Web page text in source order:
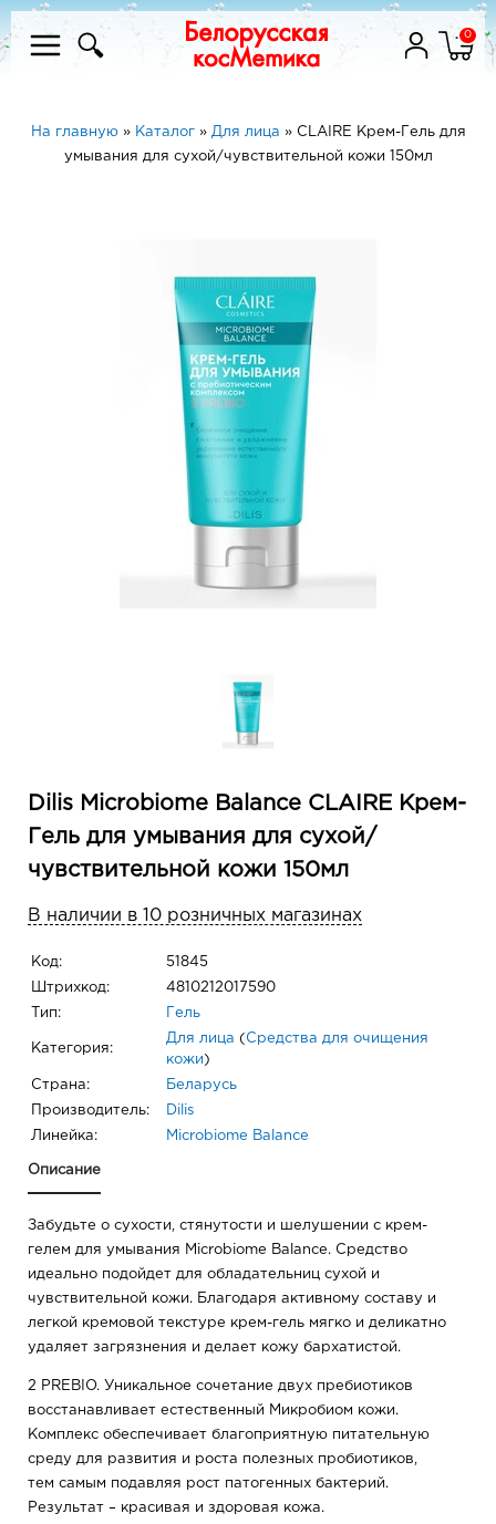
0
На главную» Каталог» Для лица » CLAIRE Крем-Гель для
умывания для сухой/чувствительной кожи 150мл
Dilis Microbiome Balance CLAIRE Крем-
Гель для умывания для сухой/
чувствительной кожи 150мл
В наличии в 10 розничных магазинах
Код: 51845
Штрихкод: 4810212017590
Тип: Гель
Категория:
Для лица ( Средства для очищения
кожи )
Страна: Беларусь
Производитель: Dilis
Линейка: Microbiome Balance
Описание
Забудьте о сухости, стянутости и шелушении с крем-
гелем для умывания Microbiome Balance. Средство
идеально подойдет для обладательниц сухой и
чувствительной кожи. Благодаря активному составу и
легкой кремовой текстуре крем-гель мягко и деликатно
удаляет загрязнения и делает кожу бархатистой.
2 PREBIO. Уникальное сочетание двух пребиотиков
восстанавливает естественный Микробиом кожи.
Комплекс обеспечивает благоприятную питательную
среду для развития и роста полезных пробиотиков,
тем самым подавляя рост патогенных бактерий.
Результат – красивая и здоровая кожа.